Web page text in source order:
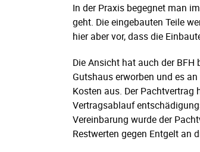
In der Praxis begegnet man
geht. Die eingebauten Teile
hier aber vor, dass die
Die Ansicht hat auch der
Gutshaus erworben und es
Kosten aus. Der
Vertragsablauf
Vereinbarung wurde der
Restwerten gegen Entgelt an